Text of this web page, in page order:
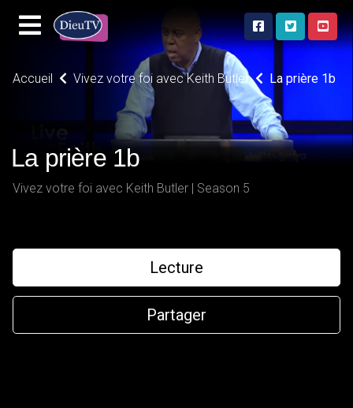
Accueil Vivez votre foi avec Keith Butler La prière 1b
La prière 1b
Vivez votre foi avec Keith Butler | Season 5
Lecture
Partager